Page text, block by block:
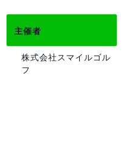
主催者
株式会社スマイルゴル
フ